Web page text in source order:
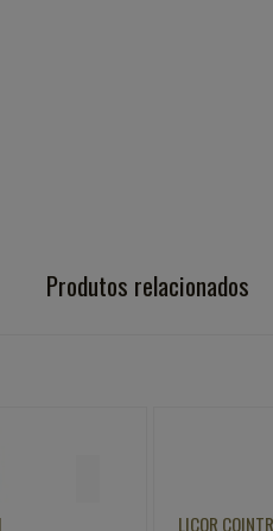
Produtos relacionados
DARRE 700ML KIT Bitter